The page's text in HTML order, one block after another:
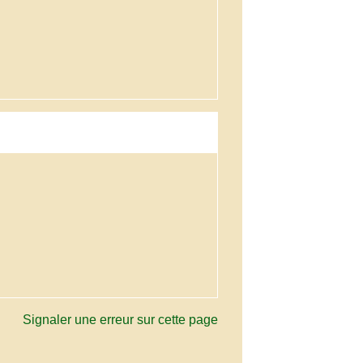
Signaler une erreur sur cette page